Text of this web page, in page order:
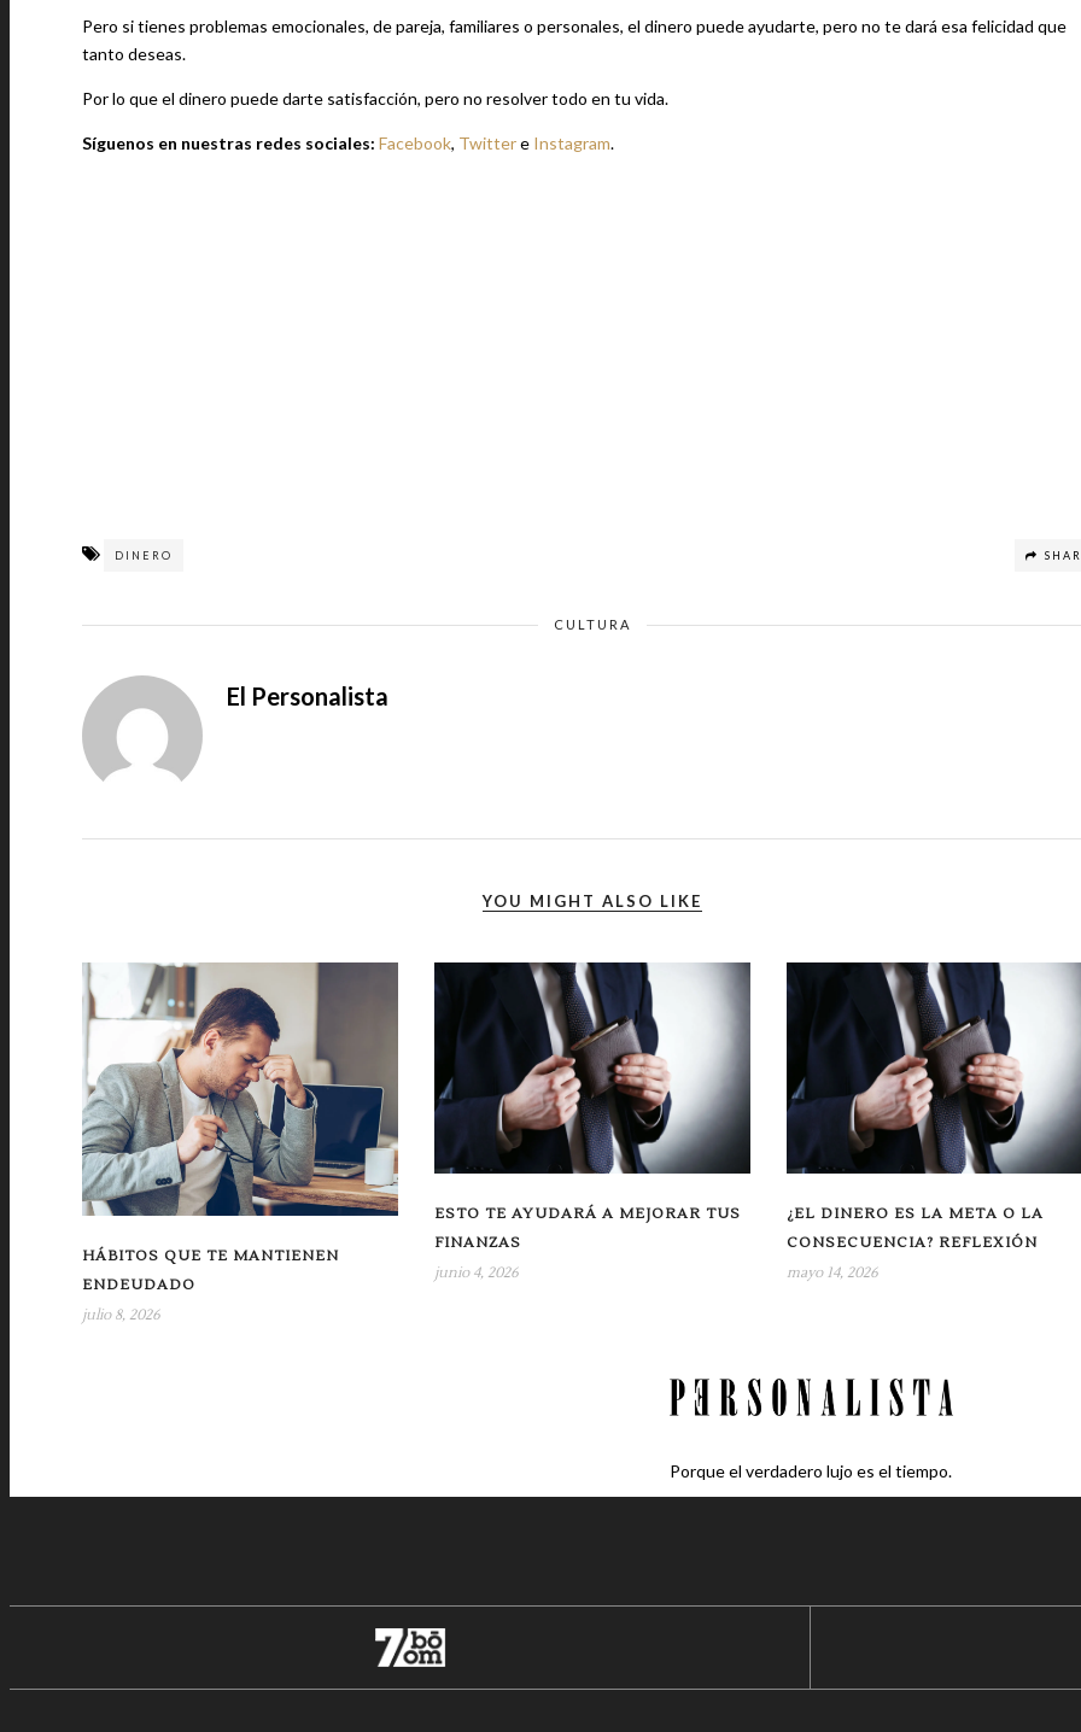
Pero si tienes problemas emocionales, de pareja, familiares o personales, el dinero puede ayudarte, pero no te dará esa felicidad que
tanto deseas.
Por lo que el dinero puede darte satisfacción, pero no resolver todo en tu vida.
Síguenos en nuestras redes sociales: Facebook, Twittere Instagram.
DINERO
CULTURA
El Personalista
YOU MIGHT ALSO LIKE
HÁBITOS QUE TE MANTIENEN
ENDEUDADO
julio 8, 2026
ESTO TE AYUDARÁ A MEJORAR TUS
FINANZAS
junio 4, 2026
¿EL DINERO ES LA META O LA
CONSECUENCIA? REFLEXIÓN
mayo 14, 2026
Porque el verdadero lujo es el tiempo.